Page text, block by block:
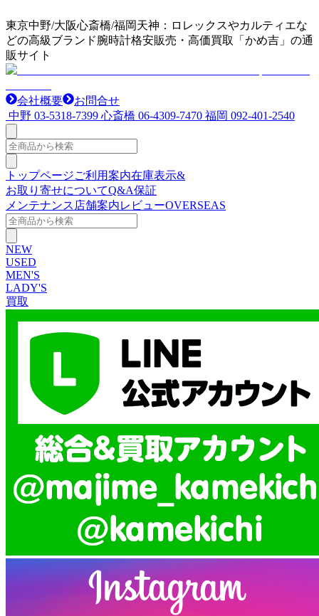
東京中野/大阪心斎橋/福岡天神：ロレックスやカルティエな
どの高級ブランド腕時計格安販売・高価買取「かめ吉」の通
販サイト
会社概要
お問合せ
中野 03-5318-7399 心斎橋 06-4309-7470 福岡 092-401-2540
トップページご利用案内在庫表示&
お取り寄せについてQ&A保証
メンテナンス 店舗案内レビューOVERSEAS
NEW
USED
MEN'S
LADY'S
買取